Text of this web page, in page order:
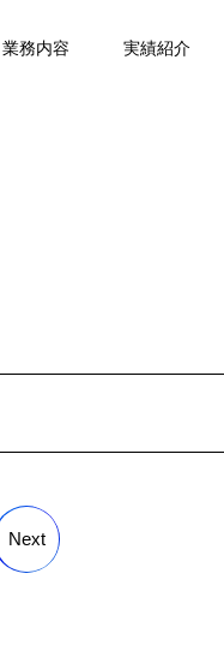
業務内容 実績紹介
Next